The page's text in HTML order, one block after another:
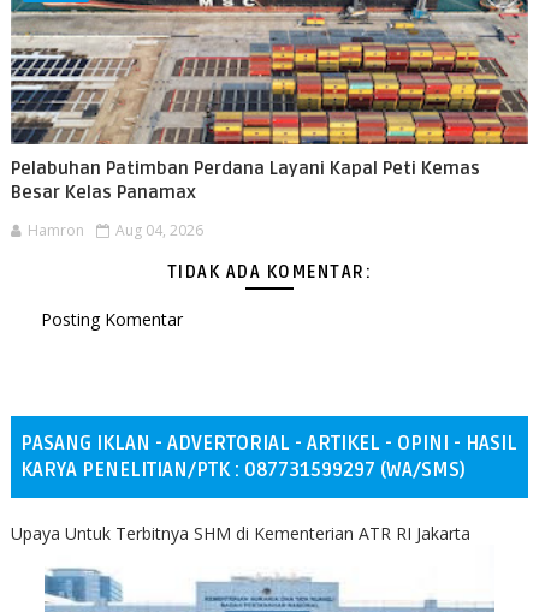
Pelabuhan Patimban Perdana Layani Kapal Peti Kemas
Besar Kelas Panamax
Hamron Aug 04, 2026
TIDAK ADA KOMENTAR:
Posting Komentar
PASANG IKLAN - ADVERTORIAL - ARTIKEL - OPINI - HASIL
KARYA PENELITIAN/PTK : 087731599297 (WA/SMS)
Upaya Untuk Terbitnya SHM di Kementerian ATR RI Jakarta